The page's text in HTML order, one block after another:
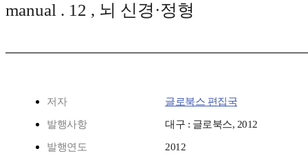
manual . 12 , 뇌 신경·정형
저자 글로북스 편집국
발행사항 대구 : 글로북스, 2012
발행연도 2012